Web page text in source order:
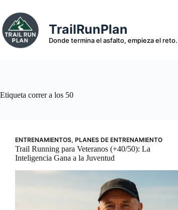
contenido
TrailRunPlan
Donde termina el asfalto, empieza el reto.
Etiqueta correr a los 50
ENTRENAMIENTOS, PLANES DE ENTRENAMIENTO
Trail Running para Veteranos (+40/50): La
Inteligencia Gana a la Juventud